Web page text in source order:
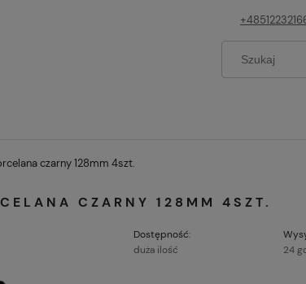
czarny 128mm 4szt.
CZARNY 128MM 4SZT.
Dostępność:
duża ilość
24